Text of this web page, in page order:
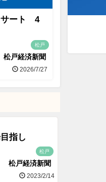
サート 4
松戸
松戸経済新聞
2026/7/27
指し
松戸
松戸経済新聞
2023/2/14